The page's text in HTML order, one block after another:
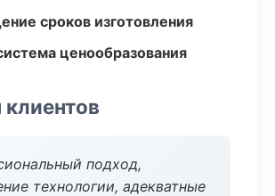
сроков изготовления
ценообразования
подход,
технологии, адекватные